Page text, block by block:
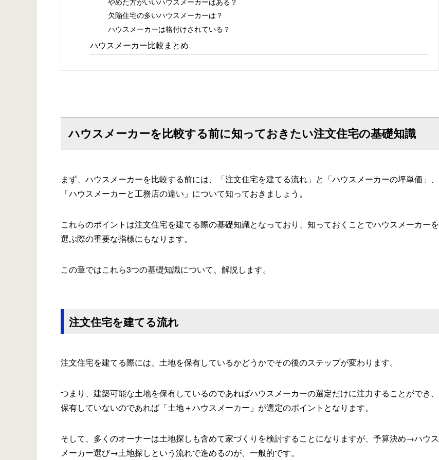
欠陥住宅の多いハウスメーカーは？
ハウスメーカーは格付けされている？
ハウスメーカー比較まとめ
ハウスメーカーを比較する前に知っておきたい注文住宅の基礎知識
まず、ハウスメーカーを比較する前には、「注文住宅を建てる流れ」と「ハウスメーカーの坪単価」、
「ハウスメーカーと工務店の違い」について知っておきましょう。
これらのポイントは注文住宅を建てる際の基礎知識となっており、知っておくことでハウスメーカーを
選ぶ際の重要な指標にもなります。
この章ではこれら3つの基礎知識について、解説します。
注文住宅を建てる流れ
注文住宅を建てる際には、土地を保有しているかどうかでその後のステップが変わります。
つまり、建築可能な土地を保有しているのであればハウスメーカーの選定だけに注力することができ、
保有していないのであれば「土地＋ハウスメーカー」が選定のポイントとなります。
そして、多くのオーナーは土地探しも含めて家づくりを検討することになりますが、予算決め→ハウス
メーカー選び→土地探しという流れで進めるのが、一般的です。